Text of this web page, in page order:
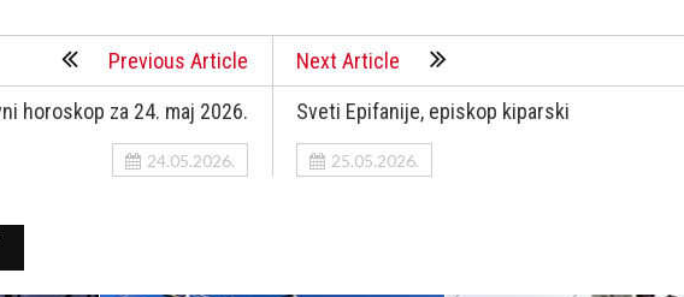
Previous Article
horoskop za 24. maj 2026.
24.05.2026.
Next Article
Sveti Epifanije, episkop kiparski
25.05.2026.